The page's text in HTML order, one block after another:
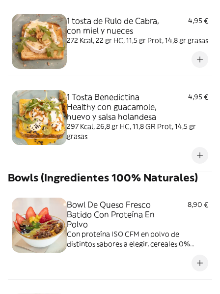
1 tosta de Rulo de Cabra,
con miel y nueces
4,95 €
272 Kcal, 22 gr HC, 11,5 gr Prot, 14,8 gr grasas
1 Tosta Benedictina
Healthy con guacamole,
huevo y salsa holandesa
4,95 €
297 Kcal, 26,8 gr HC, 11,8 GR Prot, 14,5 gr
grasas
Bowls (Ingredientes 100% Naturales)
Bowl De Queso Fresco
Batido Con Proteína En
Polvo
8,90 €
Con proteína ISO CFM en polvo de
distintos sabores a elegir, cereales 0%
avellana sabor chocolate blanco y semillas